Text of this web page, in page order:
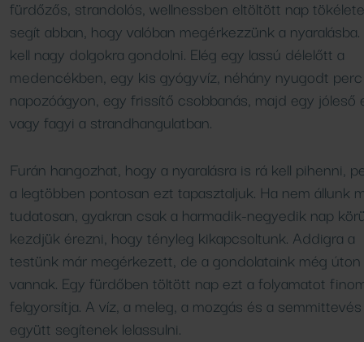
fürdőzős, strandolós, wellnessben eltöltött nap
segít abban, hogy valóban megérkezzünk a
kell nagy dolgokra gondolni. Elég egy lassú délelőtt a
medencékben, egy kis gyógyvíz, néhány nyugodt
napozóágyon, egy frissítő csobbanás, majd egy jóleső
vagy fagyi a strandhangulatban.
Furán hangozhat, hogy a nyaralásra is rá kell pihenni,
a legtöbben pontosan ezt tapasztaljuk. Ha nem állunk
tudatosan, gyakran csak a harmadik-negyedik nap
kezdjük érezni, hogy tényleg kikapcsoltunk. Addigra a
testünk már megérkezett, de a gondolataink még úton
vannak. Egy fürdőben töltött nap ezt a folyamatot
felgyorsítja. A víz, a meleg, a mozgás és a semmittevés
együtt segítenek lelassulni.